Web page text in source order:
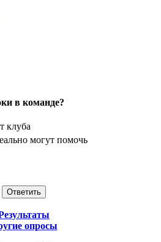
в команде?
клуба
могут помочь
опросы